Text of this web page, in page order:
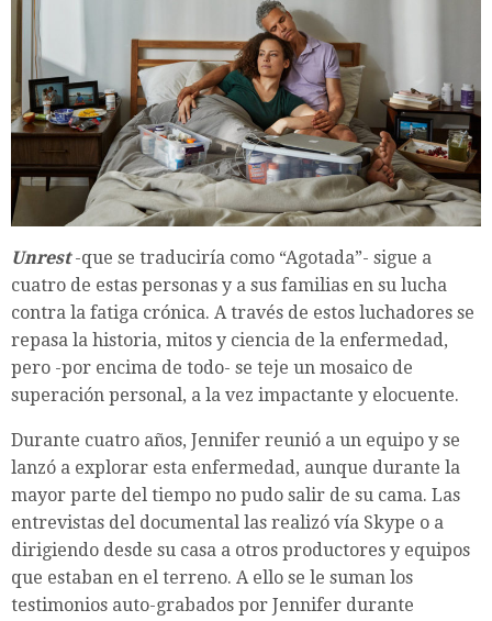
Unrest-que se traduciría como “Agotada”- sigue a
cuatro de estas personas y a sus familias en su lucha
contra la fatiga crónica. A través de estos luchadores se
repasa la historia, mitos y ciencia de la enfermedad,
pero -por encima de todo- se teje un mosaico de
superación personal, a la vez impactante y elocuente.
Durante cuatro años, Jennifer reunió a un equipo y se
lanzó a explorar esta enfermedad, aunque durante la
mayor parte del tiempo no pudo salir de su cama. Las
entrevistas del documental las realizó vía Skype o a
dirigiendo desde su casa a otros productores y equipos
que estaban en el terreno. A ello se le suman los
testimonios auto-grabados por Jennifer durante